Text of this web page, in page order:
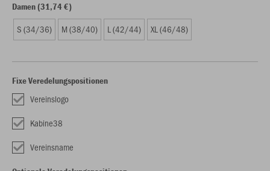
Damen (31,74 €)
S (34/36) M (38/40) L (42/44) XL (46/48)
Fixe Veredelungspositionen
Vereinslogo
Kabine38
Vereinsname